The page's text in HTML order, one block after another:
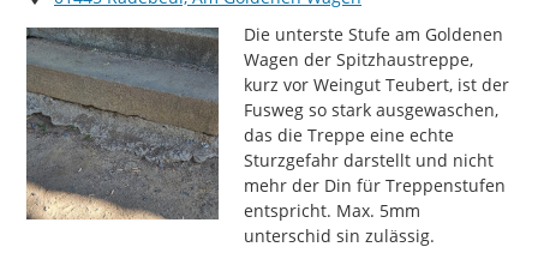
Die unterste Stufe am Goldenen
Wagen der Spitzhaustreppe,
kurz vor Weingut Teubert, ist der
Fusweg so stark ausgewaschen,
das die Treppe eine echte
Sturzgefahr darstellt und nicht
mehr der Din für Treppenstufen
entspricht. Max. 5mm
unterschid sin zulässig.